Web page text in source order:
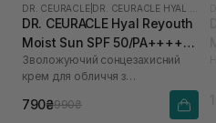
DR. CEURACLE
DR. CEURACLE Hyal Reyouth
Moist Sun SPF 50/PA++++
50 мл
Зволожуючий сонцезахисний
крем для обличчя з
790₴990₴